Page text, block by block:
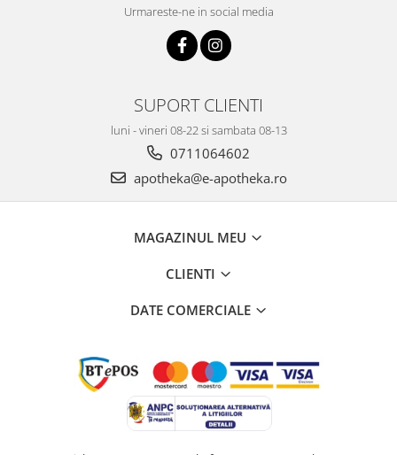
Urmareste-ne in social media
SUPORT CLIENTI
luni - vineri 08-22 si sambata 08-13
0711064602
apotheka@e-apotheka.ro
MAGAZINUL MEU
CLIENTI
DATE COMERCIALE